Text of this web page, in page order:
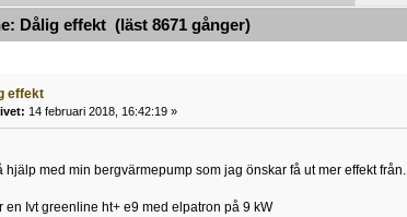
Dålig effekt (läst 8671 gånger)
effekt
14 februari 2018, 16:42:19 »
hjälp med min bergvärmepump som jag önskar få ut mer effekt från.
en Ivt greenline ht+ e9 med elpatron på 9 kW